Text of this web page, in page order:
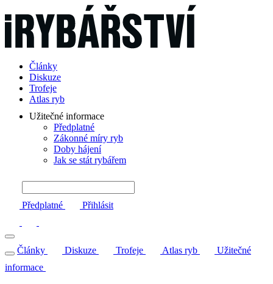
Články
Diskuze
Trofeje
Atlas ryb
Užitečné informace
Předplatné
Zákonné míry ryb
Doby hájení
Jak se stát rybářem
Předplatné Přihlásit
Články Diskuze Trofeje Atlas ryb
Užitečné
informace